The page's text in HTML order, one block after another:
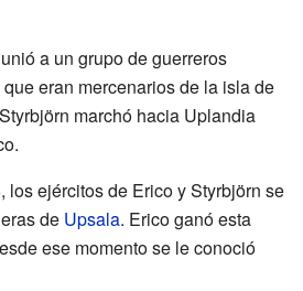
a un grupo de guerreros
eran mercenarios de la isla de
marchó hacia Uplandia
los ejércitos de Erico y Styrbjörn se
de Upsala. Erico ganó esta
ese momento se le conoció